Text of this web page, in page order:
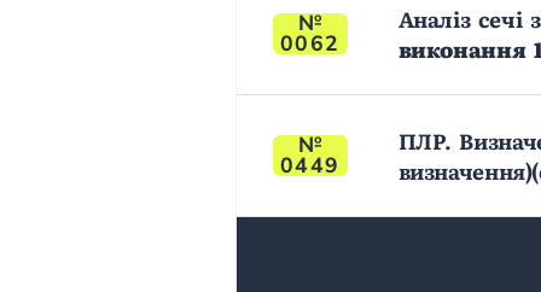
0062
Аналіз сечі
виконання
0449
ПЛР.